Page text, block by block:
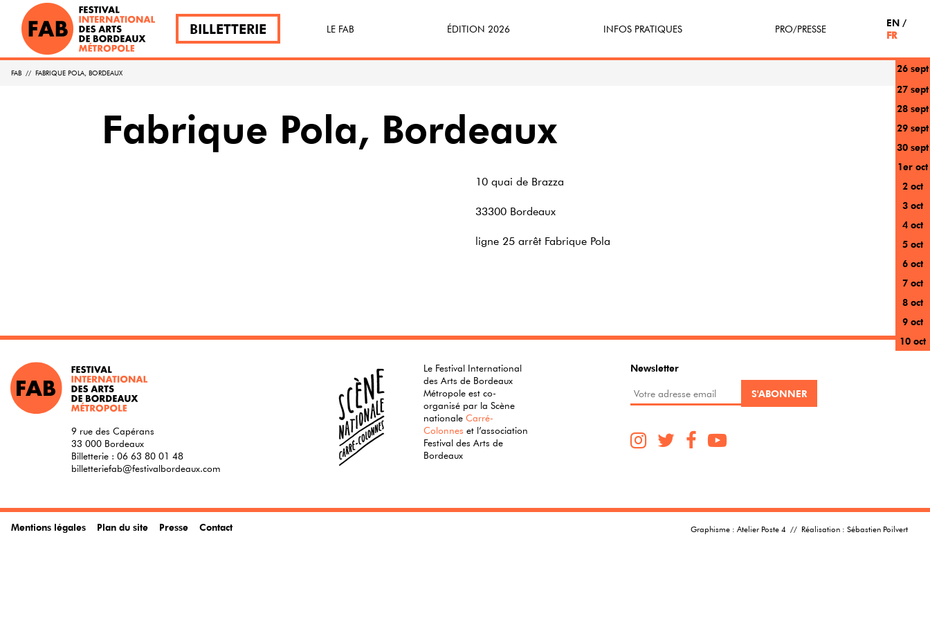
BILLETTERIE LE FAB
FABécoresponsable
ÉDITION 2026 INFOS PRATIQUES PRO/PRESSE
EN
FR
FAB // FABRIQUE POLA, BORDEAUX
26 sept
27 sept
28 sept
29 sept
30 sept
1er oct
2 oct
3 oct
4 oct
5 oct
6 oct
7 oct
8 oct
9 oct
10 oct
Fabrique Pola, Bordeaux
10 quai de Brazza
33300 Bordeaux
ligne 25 arrêt Fabrique Pola
9 rue des Capérans
33 000 Bordeaux
Billetterie : 06 63 80 01 48
billetteriefab@festivalbordeaux.com
Le Festival International
des Arts de Bordeaux
Métropole est co-
organisé par la Scène
nationaleCarré-
Colonnes et l’association
Festival des Arts de
Bordeaux
Newsletter
Mentions légales Plan du site Presse Contact Graphisme : Atelier Poste 4 // Réalisation : Sébastien Poilvert